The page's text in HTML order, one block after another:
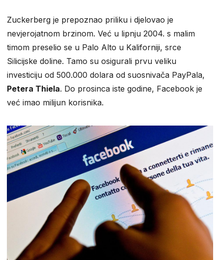
Zuckerberg je prepoznao priliku i djelovao je
nevjerojatnom brzinom. Već u lipnju 2004. s malim
timom preselio se u Palo Alto u Kaliforniji, srce
Silicijske doline. Tamo su osigurali prvu veliku
investiciju od 500.000 dolara od suosnivača PayPala,
Petera Thiela. Do prosinca iste godine, Facebook je
već imao milijun korisnika.